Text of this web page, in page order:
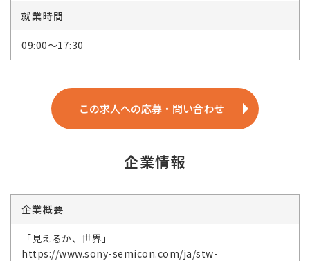
就業時間
09:00～17:30
この求人への応募・問い合わせ
企業情報
企業概要
「見えるか、世界」
https://www.sony-semicon.com/ja/stw-